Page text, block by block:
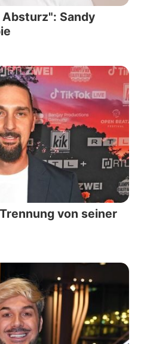
Sandy
von seiner